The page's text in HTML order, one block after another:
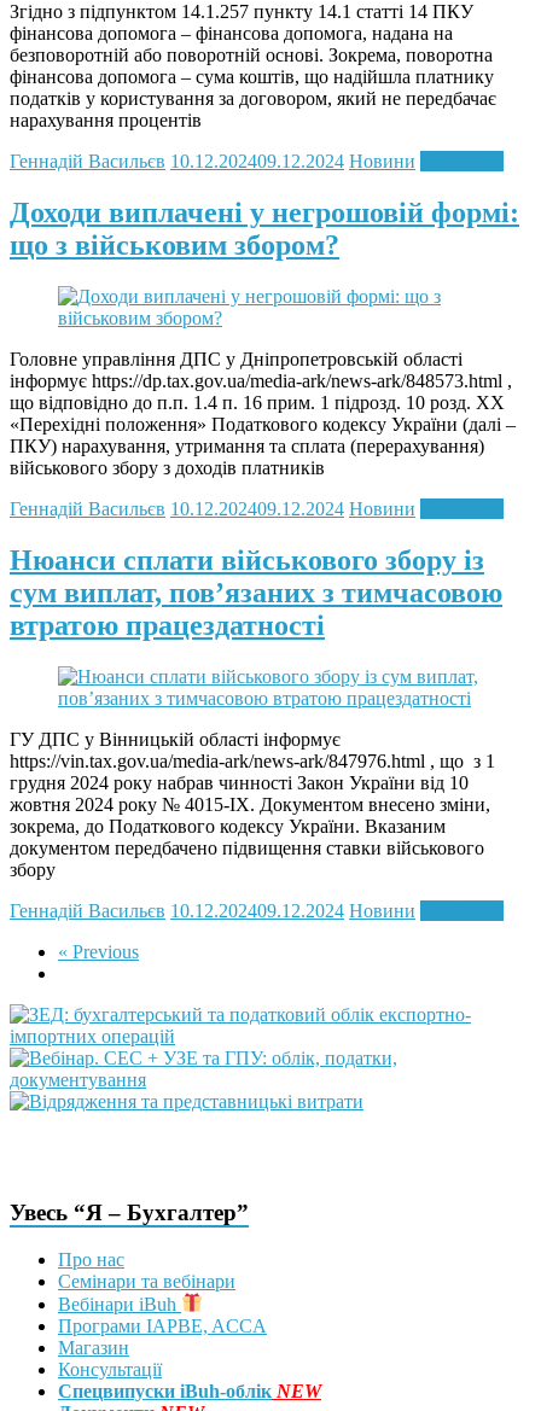
Згідно з підпунктом 14.1.257 пункту 14.1 статті 14 ПКУ
фінансова допомога – фінансова допомога, надана на
безповоротній або поворотній основі. Зокрема, поворотна
фінансова допомога – сума коштів, що надійшла платнику
податків у користування за договором, який не передбачає
нарахування процентів
Геннадій Васильєв 10.12.202409.12.2024 Новини
Доходи виплачені у негрошовій формі:
що з військовим збором?
Головне управління ДПС у Дніпропетровській області
інформує https://dp.tax.gov.ua/media-ark/news-ark/848573.html ,
що відповідно до п.п. 1.4 п. 16 прим. 1 підрозд. 10 розд. ХХ
«Перехідні положення» Податкового кодексу України (далі –
ПКУ) нарахування, утримання та сплата (перерахування)
військового збору з доходів платників
Геннадій Васильєв 10.12.202409.12.2024 Новини
Нюанси сплати військового збору із
сум виплат, пов’язаних з тимчасовою
втратою працездатності
ГУ ДПС у Вінницькій області інформує
https://vin.tax.gov.ua/media-ark/news-ark/847976.html , що з 1
грудня 2024 року набрав чинності Закон України від 10
жовтня 2024 року № 4015-ІХ. Документом внесено зміни,
зокрема, до Податкового кодексу України. Вказаним
документом передбачено підвищення ставки військового
збору
Геннадій Васильєв 10.12.202409.12.2024 Новини
« Previous
Увесь “Я – Бухгалтер”
Про нас
Семінари та вебінари
Вебінари iBuh
Програми IAPBE, ACCA
Магазин
Консультації
Спецвипуски iBuh-облік NEW